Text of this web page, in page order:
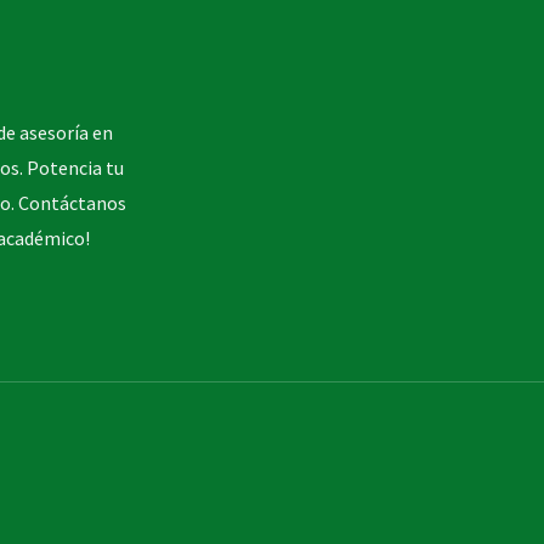
asesoría en
Potencia tu
Contáctanos